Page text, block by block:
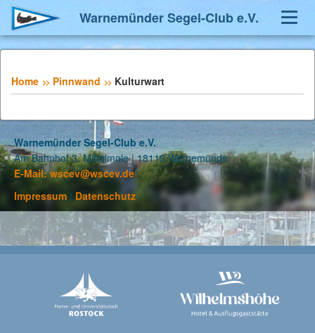
Warnemünder Segel-Club e.V.
Home Pinnwand Kulturwart
Warnemünder Segel-Club e.V.
Am Bahnhof 3, Mittelmole | 18119 Warnemünde
E-Mail:wscev@wscev.de
Impressum | Datenschutz